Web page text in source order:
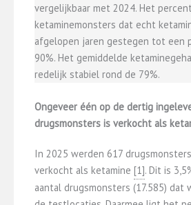
vergelijkbaar met 2024. Het
ketaminemonsters dat echt
afgelopen jaren gestegen tot een
90%. Het gemiddelde
redelijk stabiel rond de 79%.
Ongeveer één op de dertig
drugsmonsters is verkocht als
In 2025 werden 617
verkocht als ketamine ​[1]​​​. Dit is
aantal drugsmonsters (17.585) dat